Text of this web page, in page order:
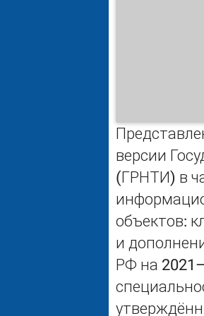
версии
(ГРНТИ) в
объектов:
и
РФ на